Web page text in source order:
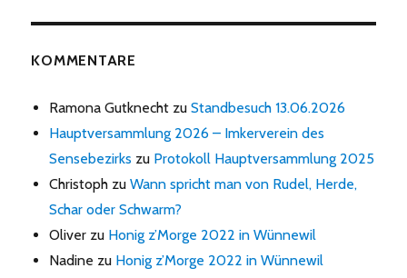
KOMMENTARE
Ramona Gutknecht zuStandbesuch 13.06.2026
Hauptversammlung 2026 – Imkerverein des
Sensebezirks zu Protokoll Hauptversammlung 2025
Christoph zuWann spricht man von Rudel, Herde,
Schar oder Schwarm?
Oliver zu Honig z’Morge 2022 in Wünnewil
Nadine zu Honig z’Morge 2022 in Wünnewil